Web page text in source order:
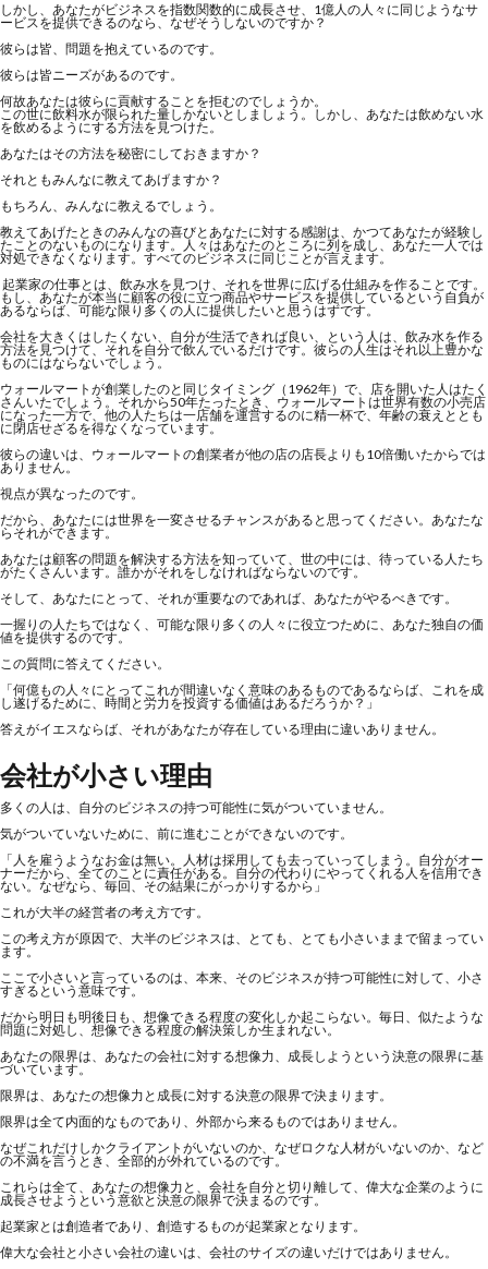
しかし、あなたがビジネスを指数関数的に成長させ、1億人の人々に同じようなサ
ービスを提供できるのなら、なぜそうしないのですか？
彼らは皆、問題を抱えているのです。
彼らは皆ニーズがあるのです。
何故あなたは彼らに貢献することを拒むのでしょうか。
この世に飲料水が限られた量しかないとしましょう。しかし、あなたは飲めない水
を飲めるようにする方法を見つけた。
あなたはその方法を秘密にしておきますか？
それともみんなに教えてあげますか？
もちろん、みんなに教えるでしょう。
教えてあげたときのみんなの喜びとあなたに対する感謝は、かつてあなたが経験し
たことのないものになります。人々はあなたのところに列を成し、あなた一人では
対処できなくなります。すべてのビジネスに同じことが言えます。
起業家の仕事とは、飲み水を見つけ、それを世界に広げる仕組みを作ることです。
もし、あなたが本当に顧客の役に立つ商品やサービスを提供しているという自負が
あるならば、可能な限り多くの人に提供したいと思うはずです。
会社を大きくはしたくない、自分が生活できれば良い、という人は、飲み水を作る
方法を見つけて、それを自分で飲んでいるだけです。彼らの人生はそれ以上豊かな
ものにはならないでしょう。
ウォールマートが創業したのと同じタイミング（1962年）で、店を開いた人はたく
さんいたでしょう。それから50年たったとき、ウォールマートは世界有数の小売店
になった一方で、他の人たちは一店舗を運営するのに精一杯で、年齢の衰えととも
に閉店せざるを得なくなっています。
彼らの違いは、ウォールマートの創業者が他の店の店長よりも10倍働いたからでは
ありません。
視点が異なったのです。
だから、あなたには世界を一変させるチャンスがあると思ってください。あなたな
らそれができます。
あなたは顧客の問題を解決する方法を知っていて、世の中には、待っている人たち
がたくさんいます。誰かがそれをしなければならないのです。
そして、あなたにとって、それが重要なのであれば、あなたがやるべきです。
一握りの人たちではなく、可能な限り多くの人々に役立つために、あなた独自の価
値を提供するのです。
この質問に答えてください。
「何億もの人々にとってこれが間違いなく意味のあるものであるならば、これを成
し遂げるために、時間と労力を投資する価値はあるだろうか？」
答えがイエスならば、それがあなたが存在している理由に違いありません。
会社が小さい理由
多くの人は、自分のビジネスの持つ可能性に気がついていません。
気がついていないために、前に進むことができないのです。
「人を雇うようなお金は無い。人材は採用しても去っていってしまう。自分がオー
ナーだから、全てのことに責任がある。自分の代わりにやってくれる人を信用でき
ない。なぜなら、毎回、その結果にがっかりするから」
これが大半の経営者の考え方です。
この考え方が原因で、大半のビジネスは、とても、とても小さいままで留まってい
ます。
ここで小さいと言っているのは、本来、そのビジネスが持つ可能性に対して、小さ
すぎるという意味です。
だから明日も明後日も、想像できる程度の変化しか起こらない。毎日、似たような
問題に対処し、想像できる程度の解決策しか生まれない。
あなたの限界は、あなたの会社に対する想像力、成長しようという決意の限界に基
づいています。
限界は、あなたの想像力と成長に対する決意の限界で決まります。
限界は全て内面的なものであり、外部から来るものではありません。
なぜこれだけしかクライアントがいないのか、なぜロクな人材がいないのか、など
の不満を言うとき、全部的が外れているのです。
これらは全て、あなたの想像力と、会社を自分と切り離して、偉大な企業のように
成長させようという意欲と決意の限界で決まるのです。
起業家とは創造者であり、創造するものが起業家となります。
偉大な会社と小さい会社の違いは、会社のサイズの違いだけではありません。